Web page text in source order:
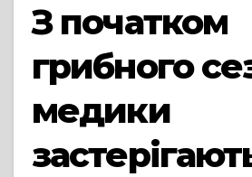
З початком
грибного
медики